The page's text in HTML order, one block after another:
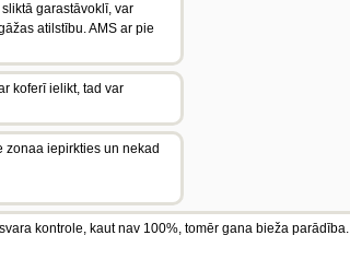
garastāvoklī, var
atilstību. AMS ar pie
koferī ielikt, tad var
zonaa iepirkties un nekad
kontrole, kaut nav 100%, tomēr gana bieža parādība.